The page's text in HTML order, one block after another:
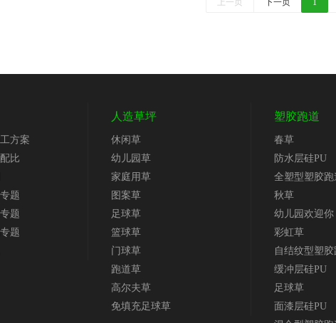
上一页 下一页 1
方案
比
题
题
题
人造草坪
休闲草
幼儿园草
家庭用草
图案草
足球草
篮球草
门球草
跑道草
高尔夫草
免填充足球草
塑胶跑道
春草
防水层硅PU
全塑型塑胶跑
秋草
幼儿园欢迎你
彩虹草
自结纹型塑胶
缓冲层硅PU
足球草
面漆层硅PU